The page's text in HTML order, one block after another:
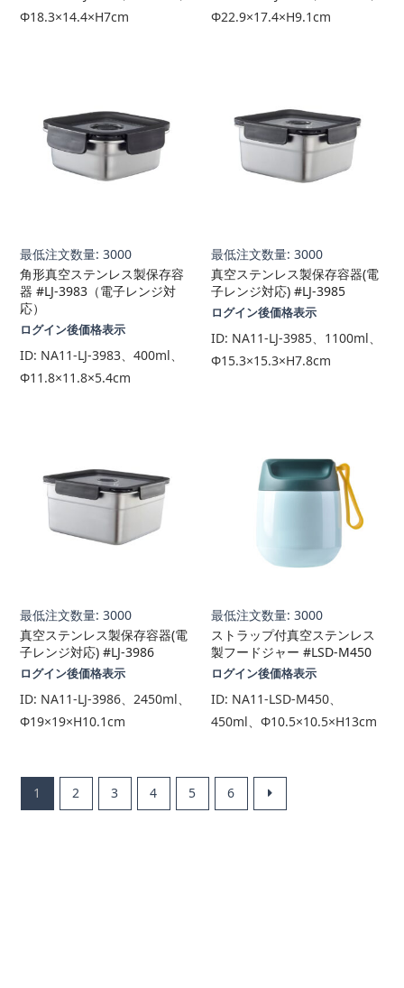
Φ18.3×14.4×H7cm
Φ22.9×17.4×H9.1cm
最低注文数量: 3000
角形真空ステンレス製保存容
器 #LJ-3983（電子レンジ対
応）
ログイン後価格表示
ID: NA11-LJ-3983、400ml、
Φ11.8×11.8×5.4cm
最低注文数量: 3000
真空ステンレス製保存容器(電
子レンジ対応) #LJ-3985
ログイン後価格表示
ID: NA11-LJ-3985、1100ml、
Φ15.3×15.3×H7.8cm
最低注文数量: 3000
真空ステンレス製保存容器(電
子レンジ対応) #LJ-3986
ログイン後価格表示
ID: NA11-LJ-3986、2450ml、
Φ19×19×H10.1cm
最低注文数量: 3000
ストラップ付真空ステンレス
製フードジャー #LSD-M450
ログイン後価格表示
ID: NA11-LSD-M450、
450ml、Φ10.5×10.5×H13cm
1 2 3 4 5 6